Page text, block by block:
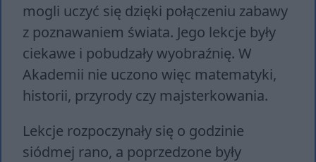
mogli uczyć się dzięki połączeniu zabawy
z poznawaniem świata. Jego lekcje były
ciekawe i pobudzały wyobraźnię. W
Akademii nie uczono więc matematyki,
historii, przyrody czy majsterkowania.
Lekcje rozpoczynały się o godzinie
siódmej rano, a poprzedzone były